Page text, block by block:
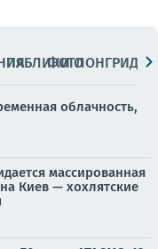
ПАБЛИКИ
ФОТОЛОНГРИДЫ
облачность,
массированная
Киев — хохлятские